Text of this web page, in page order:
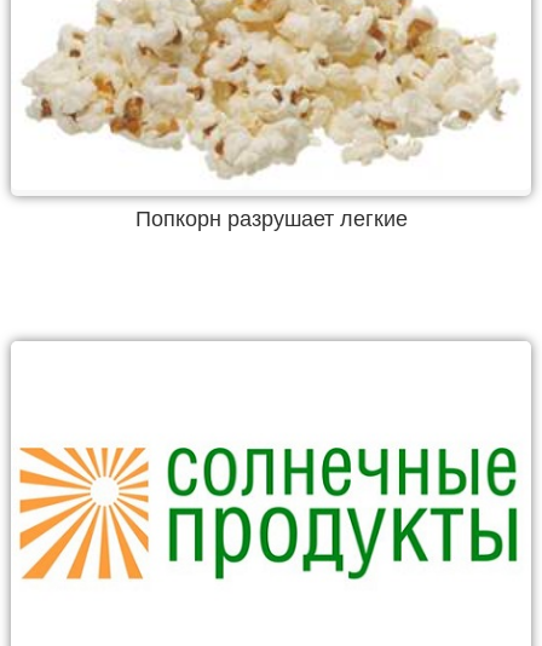
Попкорн разрушает легкие